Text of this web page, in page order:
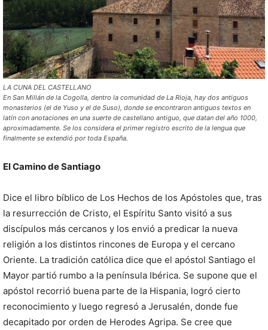
LA CUNA DEL CASTELLANO
En San Millán de la Cogolla, dentro la comunidad de La Rioja, hay dos antiguos
monasterios (el de Yuso y el de Suso), donde se encontraron antiguos textos en
latín con anotaciones en una suerte de castellano antiguo, que datan del año 1000,
aproximadamente. Se los considera el primer registro escrito de la lengua que
finalmente se extendió por toda España.
El Camino de Santiago
Dice el libro bíblico de Los Hechos de los Apóstoles que, tras
la resurrección de Cristo, el Espíritu Santo visitó a sus
discípulos más cercanos y los envió a predicar la nueva
religión a los distintos rincones de Europa y el cercano
Oriente. La tradición católica dice que el apóstol Santiago el
Mayor partió rumbo a la península Ibérica. Se supone que el
apóstol recorrió buena parte de la Hispania, logró cierto
reconocimiento y luego regresó a Jerusalén, donde fue
decapitado por orden de Herodes Agripa. Se cree que